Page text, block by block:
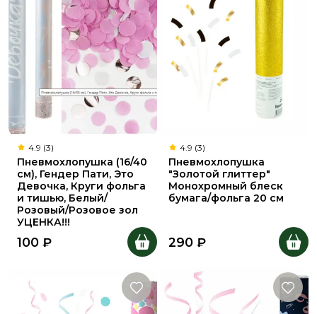
4.9 (3)
Пневмохлопушка (16/40
см), Гендер Пати, Это
Девочка, Круги фольга
и тишью, Белый/
Розовый/Розовое зол
УЦЕНКА!!!
100 ₽
4.9 (3)
Пневмохлопушка
"Золотой глиттер"
Монохромный блеск
бумага/фольга 20 см
290 ₽